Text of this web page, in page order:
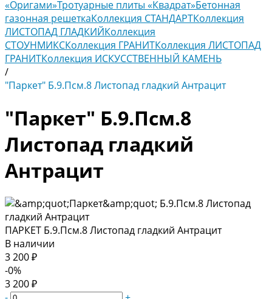
«Оригами»Тротуарные плиты «Квадрат»Бетонная
газонная решеткаКоллекция СТАНДАРТКоллекция
ЛИСТОПАД ГЛАДКИЙКоллекция
СТОУНМИКСКоллекция ГРАНИТКоллекция ЛИСТОПАД
ГРАНИТКоллекция ИСКУССТВЕННЫЙ КАМЕНЬ
/
"Паркет" Б.9.Псм.8 Листопад гладкий Антрацит
"Паркет" Б.9.Псм.8
Листопад гладкий
Антрацит
ПАРКЕТ Б.9.Псм.8 Листопад гладкий Антрацит
В наличии
3 200 ₽
-0%
3 200 ₽